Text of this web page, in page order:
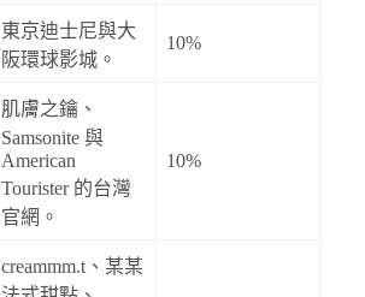
東京迪士尼與大
阪環球影城。
10%
肌膚之鑰、
Samsonite 與
American
Tourister 的台灣
官網。
10%
creammm.t、某某